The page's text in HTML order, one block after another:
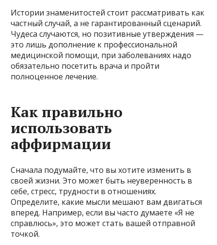
Истории знаменитостей стоит рассматривать как
частный случай, а не гарантированный сценарий.
Чудеса случаются, но позитивные утверждения —
это лишь дополнение к профессиональной
медицинской помощи, при заболеваниях надо
обязательно посетить врача и пройти
полноценное лечение.
Как правильно
использовать
аффирмации
Сначала подумайте, что вы хотите изменить в
своей жизни. Это может быть неуверенность в
себе, стресс, трудности в отношениях.
Определите, какие мысли мешают вам двигаться
вперед. Например, если вы часто думаете «Я не
справлюсь», это может стать вашей отправной
точкой.